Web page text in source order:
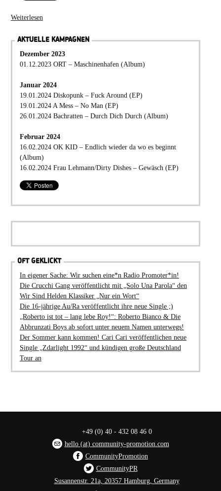
Weiterlesen
AKTUELLE KAMPAGNEN
Dezember 2023
01.12.2023 ORT – Maschinenhafen (Album)
Januar 2024
19.01.2024 Diskopunk – Fuck Around (EP)
19.01.2024 A Mess – No Man (EP)
26.01.2024 Bachratten – Durch Dich Durch (Album)
Februar 2024
16.02.2024 OK KID – Endlich wieder da wo es beginnt
(Album)
16.02.2024 Frau Lehmann/Dirty Dishes – Gewäsch (EP)
OFT GEKLICKT
In eigener Sache: Wir suchen eine*n Radio Promoter*in!
Die Crucchi Gang veröffentlicht mit „Solo Una Parola“ den
Wir Sind Helden Klassiker „Nur ein Wort“
Die 16-jährige Au/Ra veröffentlicht ihre neue Single ;)
„Roberto ist tot – lang lebe Roy!“: Roberto Bianco & Die
Abbrunzati Boys ab sofort unter neuem Namen unterwegs!
Der Sommer kann kommen! Cari Cari veröffentlichen neue
Single „Zdarlight 1992“ und kündigen große Deutschland
Tour an
+49 (0) 40 - 432 08 46 0
hello (at) community-promotion.com
CommunityPromotion
CommunityPR
Susannenstr. 21a, 20357 Hamburg, Germany